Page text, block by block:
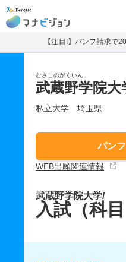
マナビジョン
【注目!】パンフ請求で
むさしのがくいん
武蔵野学院大
私立大学 埼玉県
パン
WEB出願関連情報
武蔵野学院大学/
入試（科目